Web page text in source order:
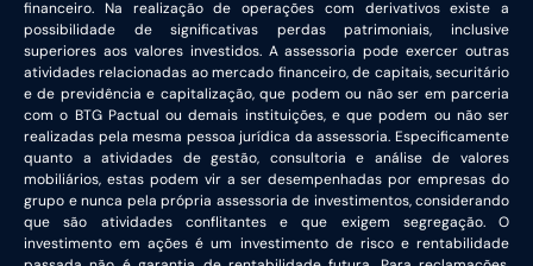
financeiro. Na realização de operações com derivativos existe a
possibilidade de significativas perdas patrimoniais, inclusive
superiores aos valores investidos. A assessoria pode exercer outras
atividades relacionadas ao mercado financeiro, de capitais, securitário
e de previdência e capitalização, que podem ou não ser em parceria
com o BTG Pactual ou demais instituições, e que podem ou não ser
realizadas pela mesma pessoa jurídica da assessoria. Especificamente
quanto a atividades de gestão, consultoria e análise de valores
mobiliários, estas podem vir a ser desempenhadas por empresas do
grupo e nunca pela própria assessoria de investimentos, considerando
que são atividades conflitantes e que exigem segregação. O
investimento em ações é um investimento de risco e rentabilidade